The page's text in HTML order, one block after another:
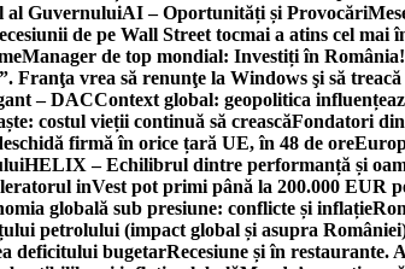
al GuvernuluiAI – Oportunități și Provocări
de pe Wall Street tocmai a atins cel
Manager de top mondial: Investiți în
Franţa vrea să renunţe la Windows şi să
– DACContext global: geopolitica
costul vieții continuă să creascăFondatori
firmă în orice țară UE, în 48 de ore
HELIX – Echilibrul dintre performanță și
inVest pot primi până la 200.000 EUR
globală sub presiune: conflicte și inflație
petrolului (impact global și asupra
deficitului bugetarRecesiune și în restaurante.